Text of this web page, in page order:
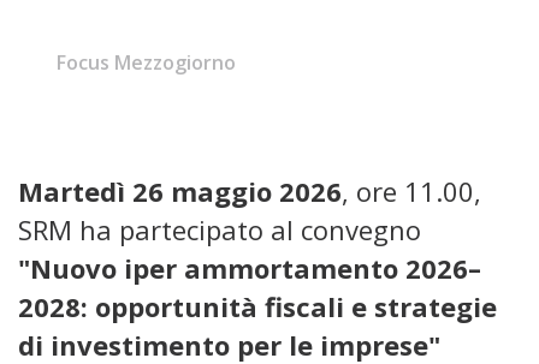
Focus Mezzogiorno
Martedì 26 maggio 2026, ore 11.00,
SRM ha partecipato al convegno
"Nuovo iper ammortamento 2026–
2028: opportunità fiscali e strategie
di investimento per le imprese"